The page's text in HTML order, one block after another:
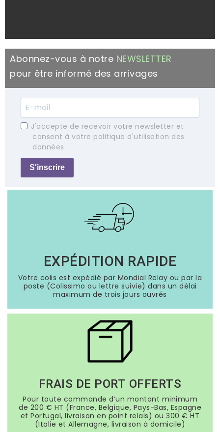
Abonnez-vous à notre NEWSLETTER
pour être informé des arrivages
J'accepte de recevoir votre newsletter et
consent à votre politique d'utilisation des
données
S'inscrire
EXPÉDITION RAPIDE
Votre colis est expédié par Mondial Relay ou par la
poste (Colissimo ou lettre suivie) dans un délai
maximum de trois jours ouvrés
FRAIS DE PORT OFFERTS
Pour toute commande d’un montant minimum
de 200 € HT (France, Belgique, Pays-Bas, Espagne
et Portugal, livraison en point relais) ou 300 € HT
(Italie et Allemagne, livraison à domicile)